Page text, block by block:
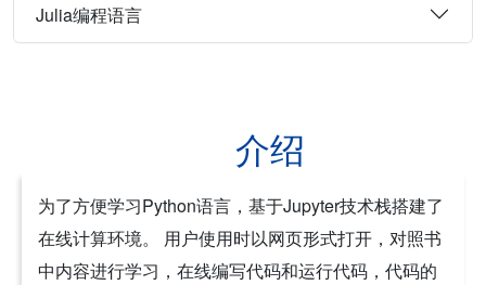
Julia编程语言
介绍
为了方便学习Python语言，基于Jupyter技术栈搭建了
在线计算环境。 用户使用时以网页形式打开，对照书
中内容进行学习，在线编写代码和运行代码，代码的